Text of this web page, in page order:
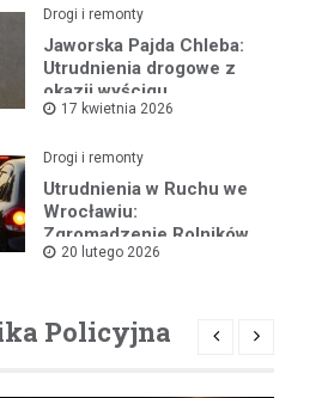
Drogi i remonty
Jaworska Pajda Chleba:
Utrudnienia drogowe z
okazji wyścigu
kolarskiego
17 kwietnia 2026
Drogi i remonty
Utrudnienia w Ruchu we
Wrocławiu:
Zgromadzenie Rolników
Dziś w Centrum
20 lutego 2026
Policyjna